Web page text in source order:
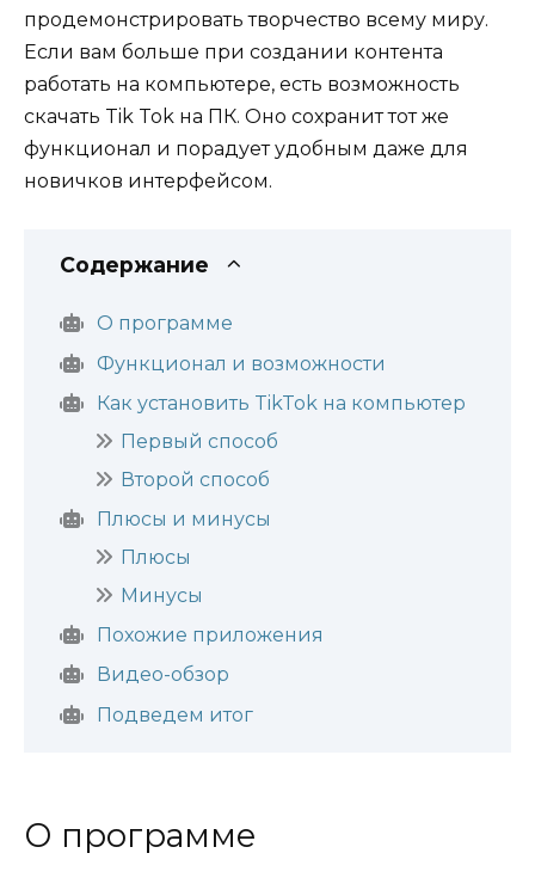
продемонстрировать творчество всему миру.
Если вам больше при создании контента
работать на компьютере, есть возможность
скачать Tik Tok на ПК. Оно сохранит тот же
функционал и порадует удобным даже для
новичков интерфейсом.
Содержание
О программе
Функционал и возможности
Как установить TikTok на компьютер
Первый способ
Второй способ
Плюсы и минусы
Плюсы
Минусы
Похожие приложения
Видео-обзор
Подведем итог
О программе